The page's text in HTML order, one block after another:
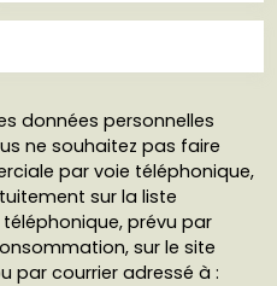
données personnelles
ne souhaitez pas faire
par voie téléphonique,
sur la liste
prévu par
sur le site
par courrier adressé à :